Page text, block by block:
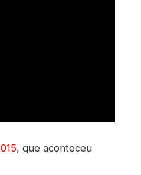
, que aconteceu